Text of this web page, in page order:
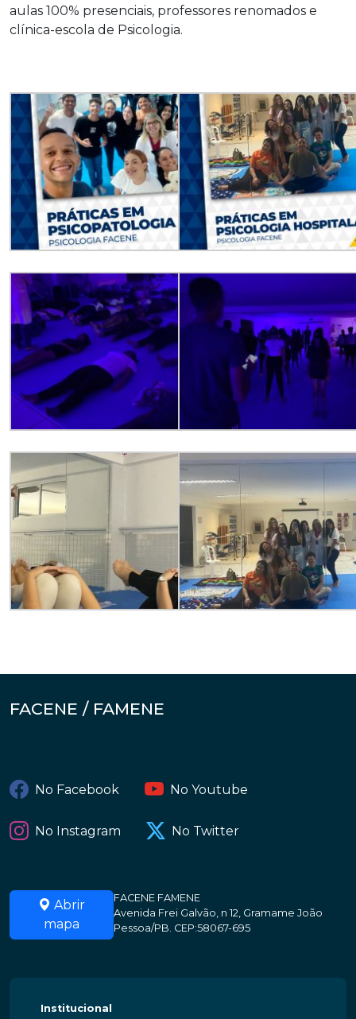
aulas 100% presenciais, professores renomados e
clínica-escola de Psicologia.
FACENE / FAMENE
No Facebook No Youtube
No Instagram No Twitter
Abrir
mapa
FACENE FAMENE
Avenida Frei Galvão, n 12, Gramame João
Pessoa/PB. CEP:58067-695
Institucional